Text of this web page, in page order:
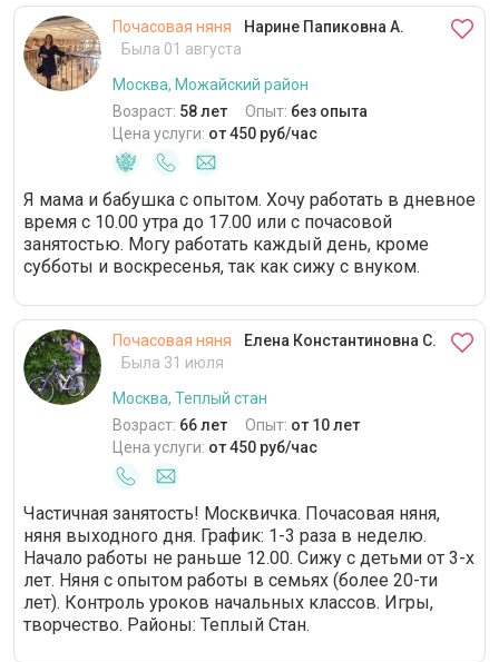
Почасовая няня
Нарине Папиковна А.
Была 01 августа
Москва, Можайский район
Возраст: 58 лет Опыт: без опыта
Цена услуги: от 450 руб/час
Я мама и бабушка с опытом. Хочу работать в дневное
время с 10.00 утра до 17.00 или с почасовой
занятостью. Могу работать каждый день, кроме
субботы и воскресенья, так как сижу с внуком.
Почасовая няня
Елена Константиновна С.
Была 31 июля
Москва, Теплый стан
Возраст: 66 лет Опыт: от 10 лет
Цена услуги: от 450 руб/час
Частичная занятость! Москвичка. Почасовая няня,
няня выходного дня. График: 1-3 раза в неделю.
Начало работы не раньше 12.00. Сижу с детьми от 3-х
лет. Няня с опытом работы в семьях (более 20-ти
лет). Контроль уроков начальных классов. Игры,
творчество. Районы: Теплый Стан.